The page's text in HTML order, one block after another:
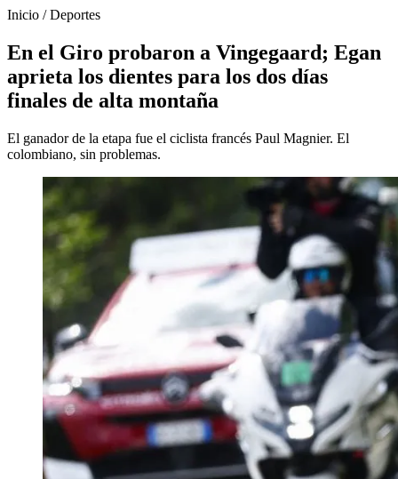
Inicio /Deportes
En el Giro probaron a Vingegaard; Egan
aprieta los dientes para los dos días
finales de alta montaña
El ganador de la etapa fue el ciclista francés Paul Magnier. El
colombiano, sin problemas.